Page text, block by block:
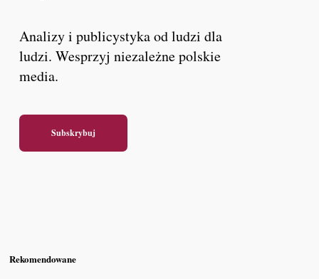
Analizy i publicystyka od ludzi dla
ludzi. Wesprzyj niezależne polskie
media.
Subskrybuj
Rekomendowane